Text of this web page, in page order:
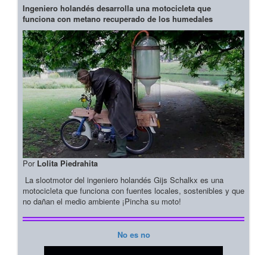
Ingeniero holandés desarrolla una motocicleta que
funciona con metano recuperado de los humedales
Por Lolita Piedrahita
La slootmotor del ingeniero holandés Gijs Schalkx es una
motocicleta que funciona con fuentes locales, sostenibles y que
no dañan el medio ambiente ¡Pincha su moto!
No es no